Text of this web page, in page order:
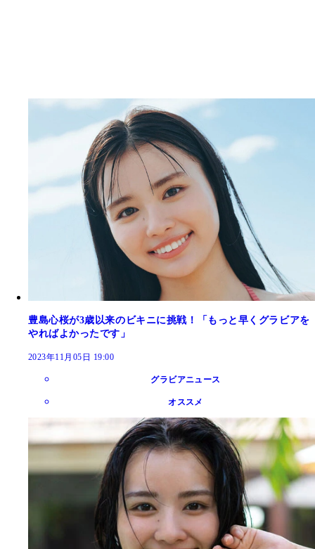
豊島心桜が3歳以来のビキニに挑戦！「もっと早くグラビアを
やればよかったです」
2023年11月05日 19:00
グラビアニュース
オススメ